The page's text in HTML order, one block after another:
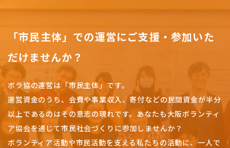
「市民主体」での運営にご支援・参加いた
だけませんか？
ボラ協の運営は「市民主体」です。
運営資金のうち、会費や事業収入、寄付などの民間資金が半分
以上であるのはその意志の現れです。 あなたも大阪ボランティ
ア協会を通じて市民社会づくりに参加しませんか？
ボランティア活動や市民活動を支える私たちの活動に、一人で